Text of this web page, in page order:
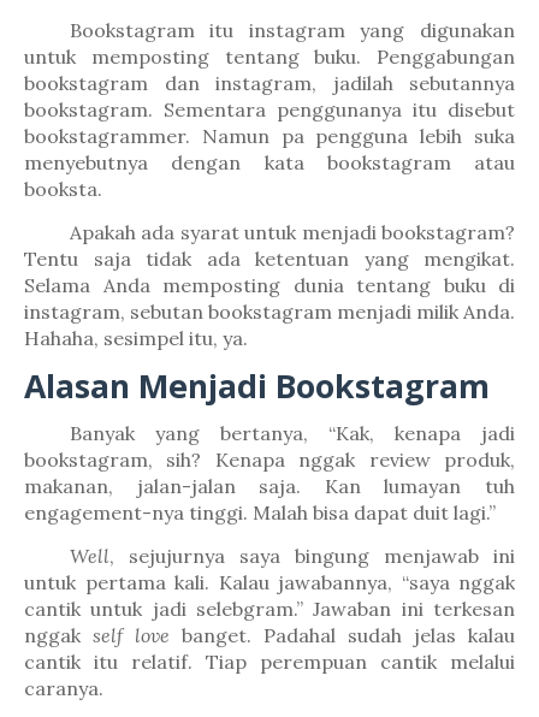
Bookstagram itu instagram yang digunakan
untuk memposting tentang buku. Penggabungan
bookstagram dan instagram, jadilah sebutannya
bookstagram. Sementara penggunanya itu disebut
bookstagrammer. Namun pa pengguna lebih suka
menyebutnya dengan kata bookstagram atau
booksta.
Apakah ada syarat untuk menjadi bookstagram?
Tentu saja tidak ada ketentuan yang mengikat.
Selama Anda memposting dunia tentang buku di
instagram, sebutan bookstagram menjadi milik Anda.
Hahaha, sesimpel itu, ya.
Alasan Menjadi Bookstagram
Banyak yang bertanya, “Kak, kenapa jadi
bookstagram, sih? Kenapa nggak review produk,
makanan, jalan-jalan saja. Kan lumayan tuh
engagement-nya tinggi. Malah bisa dapat duit lagi.”
Well, sejujurnya saya bingung menjawab ini
untuk pertama kali. Kalau jawabannya, “saya nggak
cantik untuk jadi selebgram.” Jawaban ini terkesan
nggak self love banget. Padahal sudah jelas kalau
cantik itu relatif. Tiap perempuan cantik melalui
caranya.